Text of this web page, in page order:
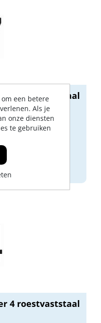
7 roestvaststaal
4 roestvaststaal
een betere
Als je
onze diensten
te gebruiken